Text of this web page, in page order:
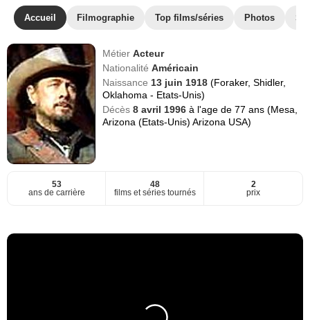
Accueil Filmographie Top films/séries Photos
MétierActeur
NationalitéAméricain
Naissance 13 juin 1918(Foraker, Shidler,
Oklahoma - Etats-Unis)
Décès8 avril 1996à l'age de 77 ans (Mesa,
Arizona (Etats-Unis) Arizona USA)
53
ans de carrière
48
films et séries tournés
2
prix